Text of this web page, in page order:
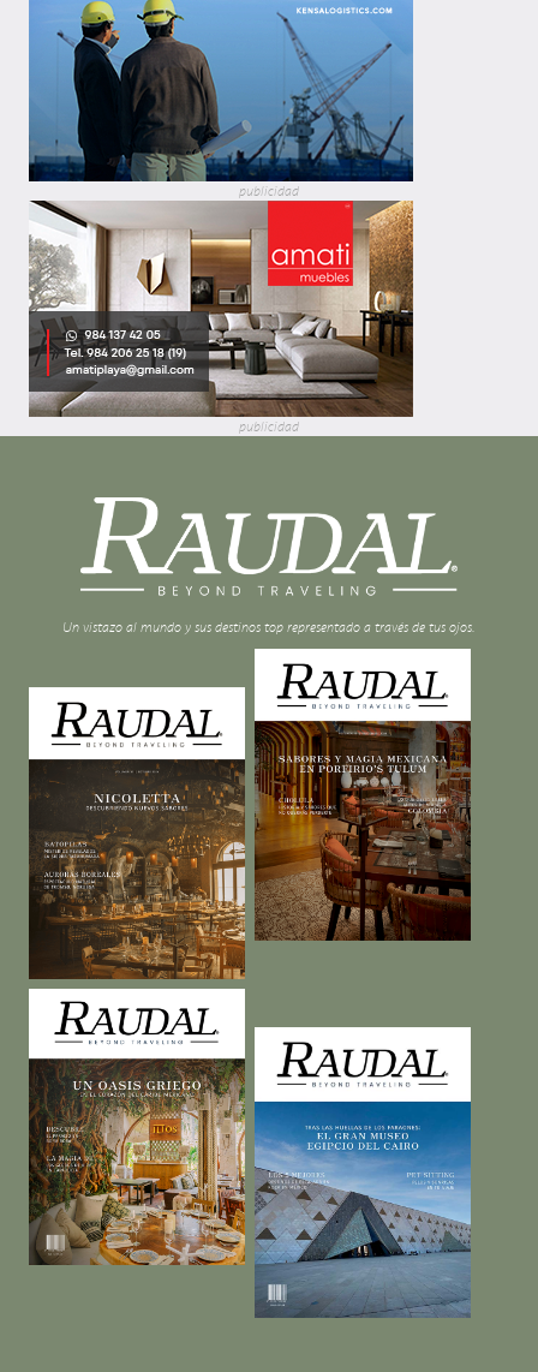
publicidad
publicidad
Un vistazo al mundo y sus destinos top representado a través de tus ojos.